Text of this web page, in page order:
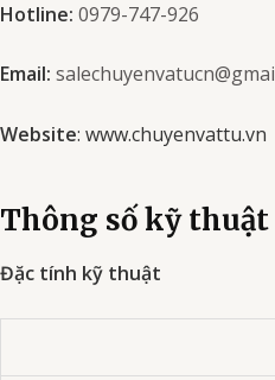
Hotline: 0979-747-926
Email:
Website: www.chuyenvattu.vn
Thông số kỹ thuật
Đặc tính kỹ thuật